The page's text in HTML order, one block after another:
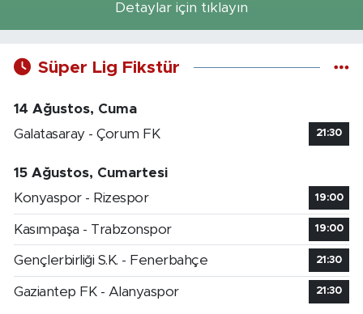
Detaylar için tıklayın
Süper Lig Fikstür
14 Ağustos, Cuma
Galatasaray - Çorum FK
21:30
15 Ağustos, Cumartesi
Konyaspor - Rizespor
19:00
Kasımpaşa - Trabzonspor 19:00
Gençlerbirliği S.K. - Fenerbahçe 21:30
Gaziantep FK - Alanyaspor 21:30